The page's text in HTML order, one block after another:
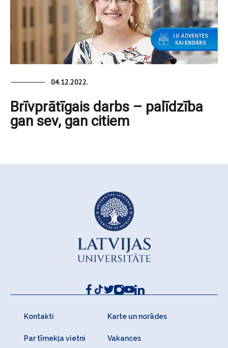
04.12.2022.
Brīvprātīgais darbs – palīdzība
gan sev, gan citiem
Kontakti Karte un norādes
Par tīmekļa vietni Vakances